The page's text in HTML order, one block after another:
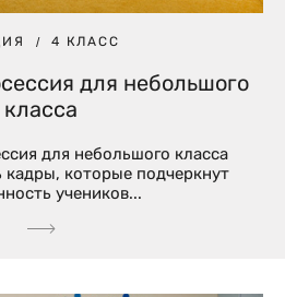
4 КЛАСС
для небольшого
класса
для небольшого класса
кадры, которые подчеркнут
учеников...